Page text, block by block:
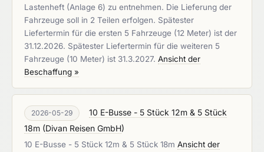
Lastenheft (Anlage 6) zu entnehmen. Die Lieferung der
Fahrzeuge soll in 2 Teilen erfolgen. Spätester
Liefertermin für die ersten 5 Fahrzeuge (12 Meter) ist der
31.12.2026. Spätester Liefertermin für die weiteren 5
Fahrzeuge (10 Meter) ist 31.3.2027. Ansicht der
Beschaffung »
2026-05-29
10 E-Busse - 5 Stück 12m & 5 Stück
18m (Divan Reisen GmbH)
10 E-Busse - 5 Stück 12m & 5 Stück 18m Ansicht der